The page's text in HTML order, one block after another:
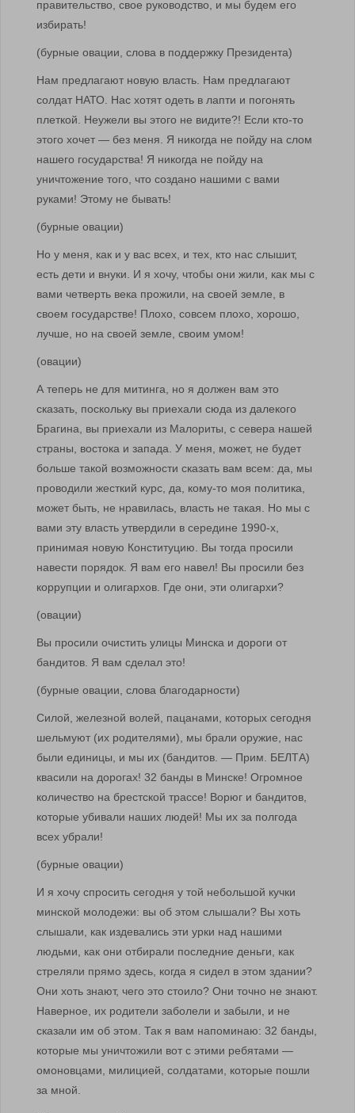
правительство, свое руководство, и мы будем его
избирать!
(бурные овации, слова в поддержку Президента)
Нам предлагают новую власть. Нам предлагают
солдат НАТО. Нас хотят одеть в лапти и погонять
плеткой. Неужели вы этого не видите?! Если кто-то
этого хочет — без меня. Я никогда не пойду на слом
нашего государства! Я никогда не пойду на
уничтожение того, что создано нашими с вами
руками! Этому не бывать!
(бурные овации)
Но у меня, как и у вас всех, и тех, кто нас слышит,
есть дети и внуки. И я хочу, чтобы они жили, как мы с
вами четверть века прожили, на своей земле, в
своем государстве! Плохо, совсем плохо, хорошо,
лучше, но на своей земле, своим умом!
(овации)
А теперь не для митинга, но я должен вам это
сказать, поскольку вы приехали сюда из далекого
Брагина, вы приехали из Малориты, с севера нашей
страны, востока и запада. У меня, может, не будет
больше такой возможности сказать вам всем: да, мы
проводили жесткий курс, да, кому-то моя политика,
может быть, не нравилась, власть не такая. Но мы с
вами эту власть утвердили в середине 1990-х,
принимая новую Конституцию. Вы тогда просили
навести порядок. Я вам его навел! Вы просили без
коррупции и олигархов. Где они, эти олигархи?
(овации)
Вы просили очистить улицы Минска и дороги от
бандитов. Я вам сделал это!
(бурные овации, слова благодарности)
Силой, железной волей, пацанами, которых сегодня
шельмуют (их родителями), мы брали оружие, нас
были единицы, и мы их (бандитов. — Прим. БЕЛТА)
квасили на дорогах! 32 банды в Минске! Огромное
количество на брестской трассе! Ворюг и бандитов,
которые убивали наших людей! Мы их за полгода
всех убрали!
(бурные овации)
И я хочу спросить сегодня у той небольшой кучки
минской молодежи: вы об этом слышали? Вы хоть
слышали, как издевались эти урки над нашими
людьми, как они отбирали последние деньги, как
стреляли прямо здесь, когда я сидел в этом здании?
Они хоть знают, чего это стоило? Они точно не знают.
Наверное, их родители заболели и забыли, и не
сказали им об этом. Так я вам напоминаю: 32 банды,
которые мы уничтожили вот с этими ребятами —
омоновцами, милицией, солдатами, которые пошли
за мной.